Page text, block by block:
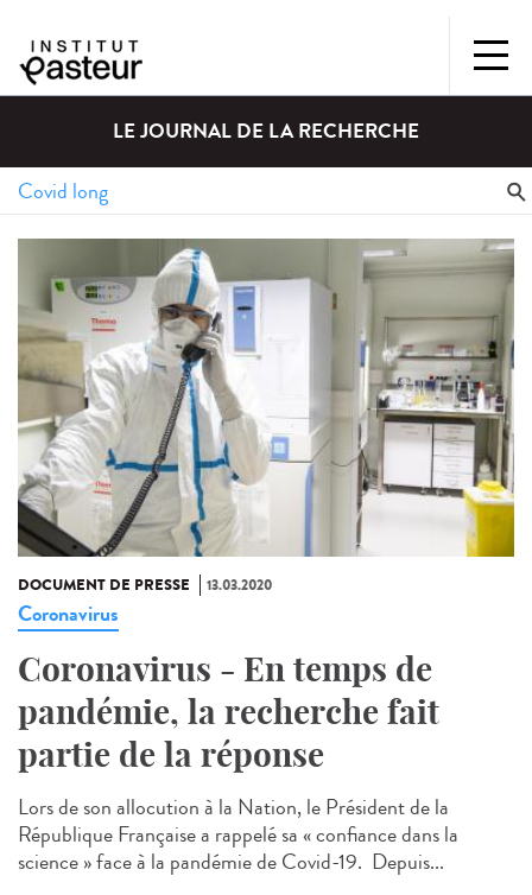
LE JOURNAL DE LA RECHERCHE
DOCUMENT DE PRESSE 13.03.2020
Coronavirus
Coronavirus - En temps de
pandémie, la recherche fait
partie de la réponse
Lors de son allocution à la Nation, le Président de la
République Française a rappelé sa « confiance dans la
science » face à la pandémie de Covid-19. Depuis...